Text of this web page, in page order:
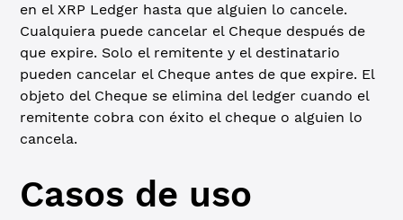
en el XRP Ledger hasta que alguien lo cancele.
Cualquiera puede cancelar el Cheque después de
que expire. Solo el remitente y el destinatario
pueden cancelar el Cheque antes de que expire. El
objeto del Cheque se elimina del ledger cuando el
remitente cobra con éxito el cheque o alguien lo
cancela.
Casos de uso